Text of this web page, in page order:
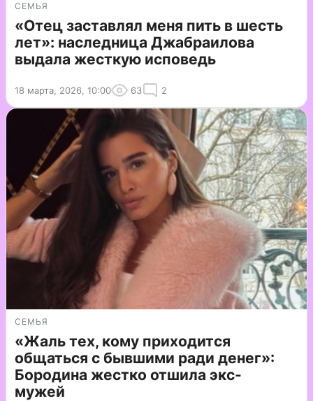
СЕМЬЯ
«Отец заставлял меня пить в шесть
лет»: наследница Джабраилова
выдала жесткую исповедь
18 марта, 2026, 10:00 63 2
СЕМЬЯ
«Жаль тех, кому приходится
общаться с бывшими ради денег»:
Бородина жестко отшила экс-
мужей